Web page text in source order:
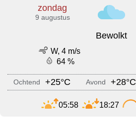
zondag
9 augustus
Bewolkt
W, 4 m/s
64 %
Ochtend +25°C Avond +28°C
05:58 18:27